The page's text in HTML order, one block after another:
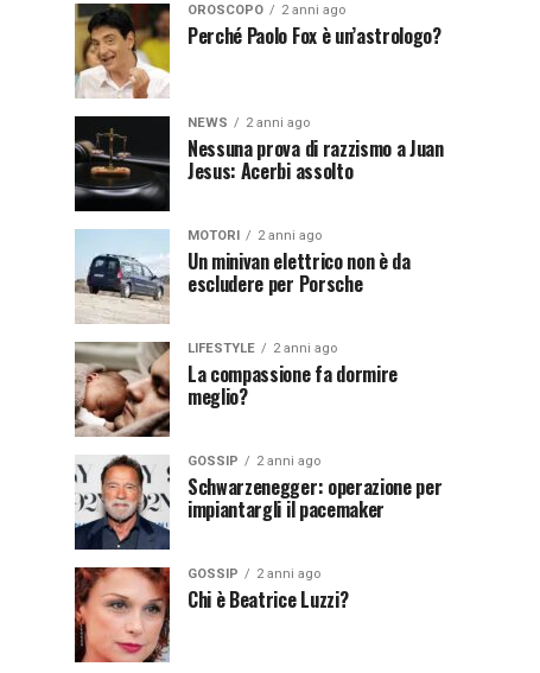
OROSCOPO 2 anni ago
Perché Paolo Fox è un’astrologo?
NEWS 2 anni ago
Nessuna prova di razzismo a Juan
Jesus: Acerbi assolto
MOTORI 2 anni ago
Un minivan elettrico non è da
escludere per Porsche
LIFESTYLE 2 anni ago
La compassione fa dormire
meglio?
GOSSIP 2 anni ago
Schwarzenegger: operazione per
impiantargli il pacemaker
GOSSIP 2 anni ago
Chi è Beatrice Luzzi?